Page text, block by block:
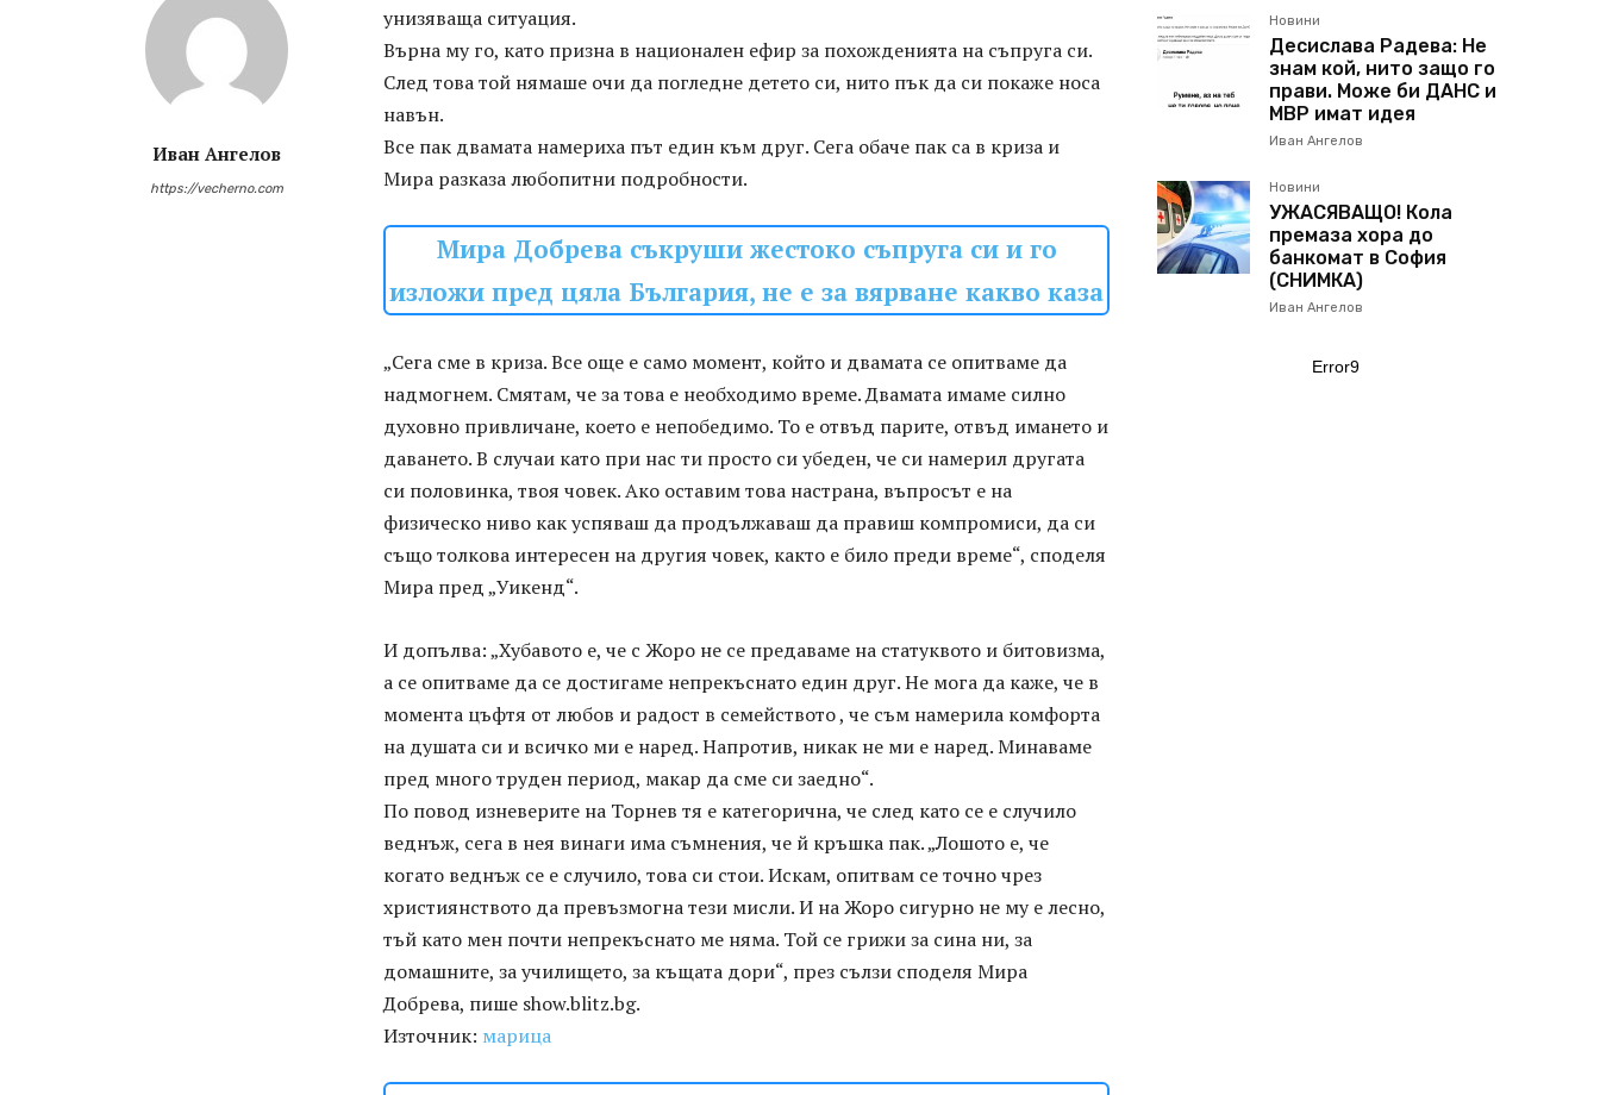
Иван Ангелов
https://vecherno.com
унизяваща ситуация.
Върна му го, като призна в национален ефир за похожденията на съпруга си.
След това той нямаше очи да погледне детето си, нито пък да си покаже носа
навън.
Все пак двамата намериха път един към друг. Сега обаче пак са в криза и
Мира разказа любопитни подробности.
Мира Добрева съкруши жестоко съпруга си и го
изложи пред цяла България, не е за вярване какво каза
„Сега сме в криза. Все още е само момент, който и двамата се опитваме да
надмогнем. Смятам, че за това е необходимо време. Двамата имаме силно
духовно привличане, което е непобедимо. То е отвъд парите, отвъд имането и
даването. В случаи като при нас ти просто си убеден, че си намерил другата
си половинка, твоя човек. Ако оставим това настрана, въпросът е на
физическо ниво как успяваш да продължаваш да правиш компромиси, да си
също толкова интересен на другия човек, както е било преди време“, споделя
Мира пред „Уикенд“.
И допълва: „Хубавото е, че с Жоро не се предаваме на статуквото и битовизма,
а се опитваме да се достигаме непрекъснато един друг. Не мога да каже, че в
момента цъфтя от любов и радост в семейството , че съм намерила комфорта
на душата си и всичко ми е наред. Напротив, никак не ми е наред. Минаваме
пред много труден период, макар да сме си заедно“.
По повод изневерите на Торнев тя е категорична, че след като се е случило
веднъж, сега в нея винаги има съмнения, че й кръшка пак. „Лошото е, че
когато веднъж се е случило, това си стои. Искам, опитвам се точно чрез
християнството да превъзмогна тези мисли. И на Жоро сигурно не му е лесно,
тъй като мен почти непрекъснато ме няма. Той се грижи за сина ни, за
домашните, за училището, за къщата дори“, през сълзи споделя Мира
Добрева, пише show.blitz.bg.
Източник: марица
Новини
Десислава Радева: Не
знам кой, нито защо го
прави. Може би ДАНС и
МВР имат идея
Иван Ангелов
Новини
УЖАСЯВАЩО! Кола
премаза хора до
банкомат в София
(СНИМКА)
Иван Ангелов
Error9